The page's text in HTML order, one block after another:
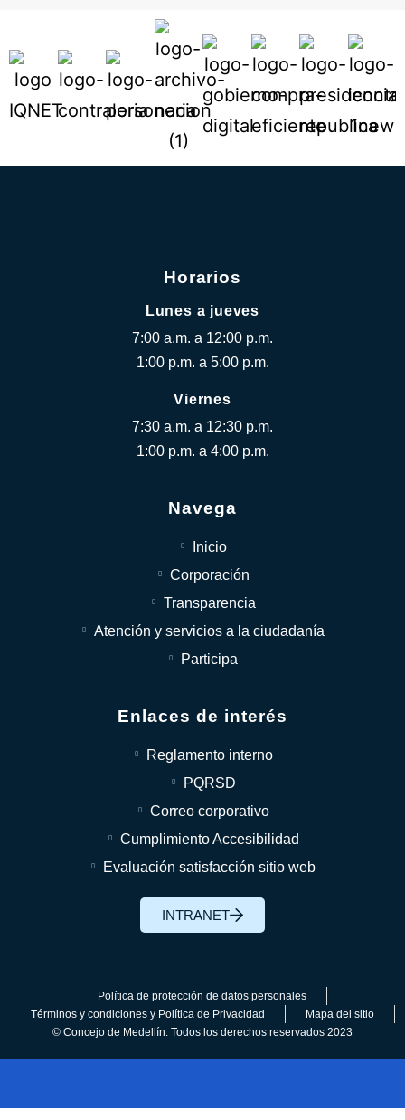
Horarios
Lunes a jueves
7:00 a.m. a 12:00 p.m.
1:00 p.m. a 5:00 p.m.
Viernes
7:30 a.m. a 12:30 p.m.
1:00 p.m. a 4:00 p.m.
Navega
Inicio
Corporación
Transparencia
Atención y servicios a la ciudadanía
Participa
Enlaces de interés
Reglamento interno
PQRSD
Correo corporativo
Cumplimiento Accesibilidad
Evaluación satisfacción sitio web
INTRANET
Política de protección de datos personales
Términos y condiciones y Política de Privacidad
Mapa del sitio
© Concejo de Medellín. Todos los derechos reservados 2023